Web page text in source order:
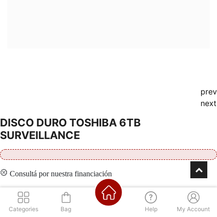
prev
next
DISCO DURO TOSHIBA 6TB
SURVEILLANCE
Consultá por nuestra financiación
Contáctenos
Categories Bag Help My Account